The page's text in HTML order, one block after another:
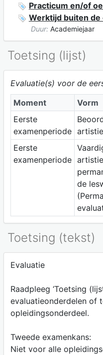
Practicum en/of
Werktijd buiten
Duur: Academiejaar
Toetsing (lijst)
Evaluatie(s) voor de
Moment
Vorm
Eerste
examenperiode
Eerste
examenperiode
de
Toetsing (tekst)
Evaluatie
Raadpleeg ‘Toetsing
evaluatieonderdelen of
opleidingsonderdeel.
Tweede examenkans:
Niet voor alle